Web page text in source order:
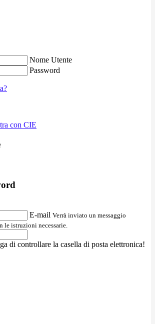
Nome Utente
Password
con CIE
E-mail Verrà inviato un messaggio
istruzioni necessarie.
di controllare la casella di posta elettronica!